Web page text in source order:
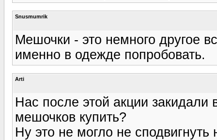
Snusmumrik
Мешочки - это немного другое
именно в одежде попробовать.
Arti
Нас после этой акции
мешочков купить?
Ну это не могло не